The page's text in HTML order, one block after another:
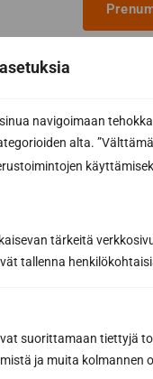
navigoimaan
alta.
tärkeitä
tallenna
suorittamaan tiettyjä
ja muita kolmannen
Genom att
då